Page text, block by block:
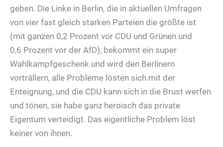
geben. Die Linke in Berlin, die in aktuellen Umfragen
von vier fast gleich starken Parteien die größte ist
(mit ganzen 0,2 Prozent vor CDU und Grünen und
0,6 Prozent vor der AfD), bekommt ein super
Wahlkampfgeschenk und wird den Berlinern
vorträllern, alle Probleme lösten sich mit der
Enteignung, und die CDU kann sich in die Brust werfen
und tönen, sie habe ganz heroisch das private
Eigentum verteidigt. Das eigentliche Problem löst
keiner von ihnen.